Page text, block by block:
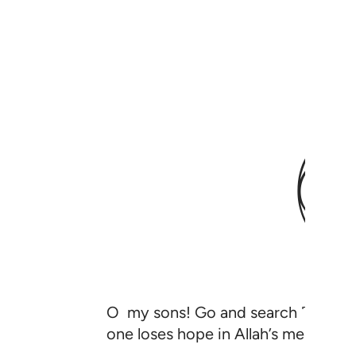
ﱖ
O my sons! Go and search
one loses hope in Allah’s mercy